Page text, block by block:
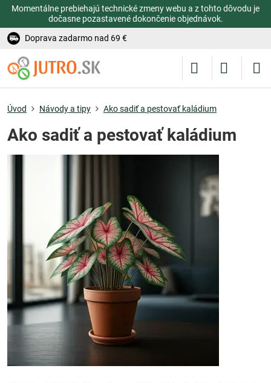
Momentálne prebiehajú technické zmeny webu a z tohto dôvodu je
dočasne pozastavené dokončenie objednávok.
Doprava zadarmo nad 69 €
Úvod Návody a tipy Ako sadiť a pestovať kaládium
Ako sadiť a pestovať kaládium